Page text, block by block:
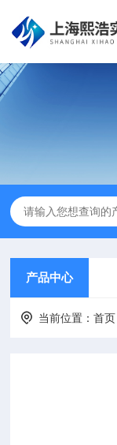
产品中心
当前位置：首页